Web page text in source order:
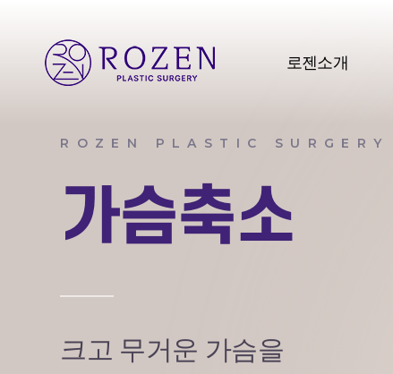
로젠소개
ROZEN PLASTIC SURGERY
가슴축소
크고 무거운 가슴을